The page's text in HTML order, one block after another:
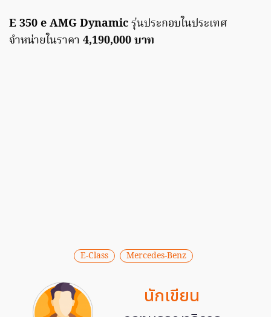
E 350 e AMG Dynamicรุ่นประกอบในประเทศ
จำหน่ายในราคา 4,190,000 บาท
E-Class Mercedes-Benz
นักเขียน